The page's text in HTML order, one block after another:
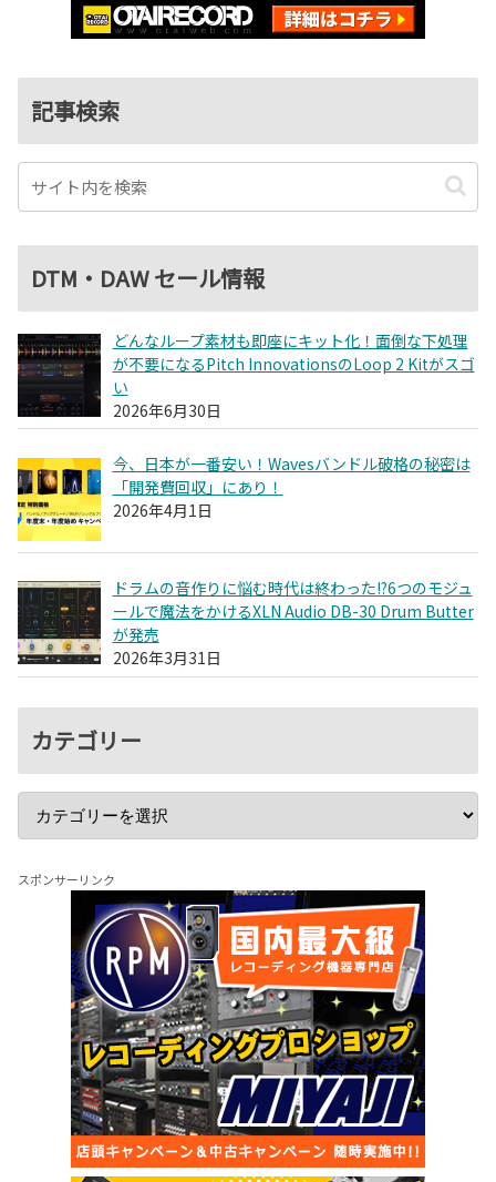
記事検索
DTM・DAW セール情報
どんなループ素材も即座にキット化！面倒な下処理
が不要になるPitch InnovationsのLoop 2 Kitがスゴ
い
2026年6月30日
今、日本が一番安い！Wavesバンドル破格の秘密は
「開発費回収」にあり！
2026年4月1日
ドラムの音作りに悩む時代は終わった!?6つのモジュ
ールで魔法をかけるXLN Audio DB-30 Drum Butter
が発売
2026年3月31日
カテゴリー
スポンサーリンク